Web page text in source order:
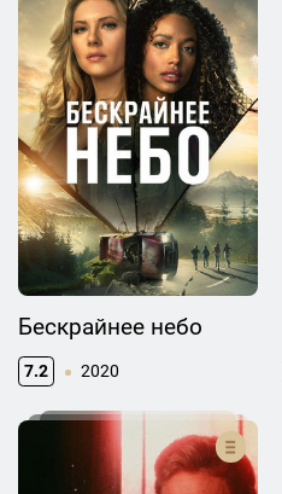
Бескрайнее небо
7.2 2020